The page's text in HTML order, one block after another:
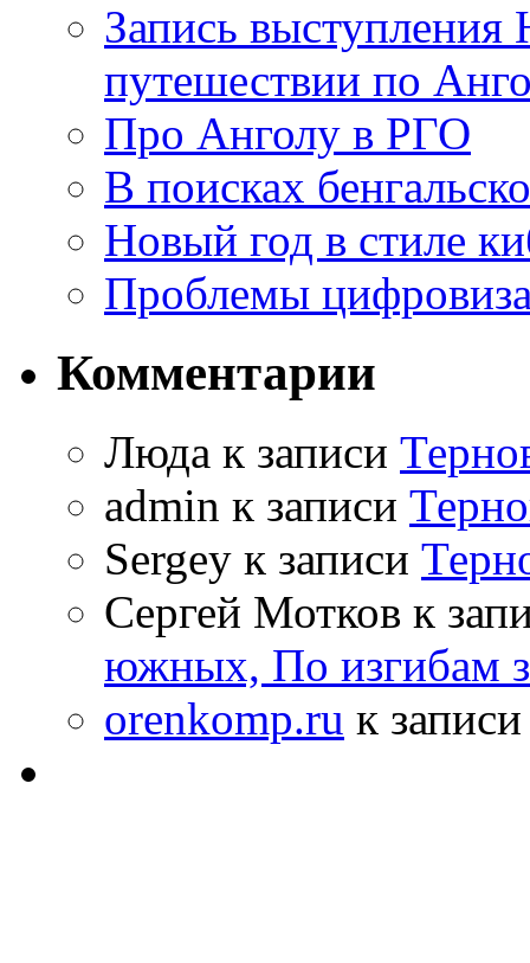
Запись
путешествии по
Про Анголу в РГО
В поисках
Новый год в стиле
Проблемы
Комментарии
Люда к записи
admin к записи
Sergey к записи
Сергей Мотков к
южных, По изгибам
orenkomp.ru к